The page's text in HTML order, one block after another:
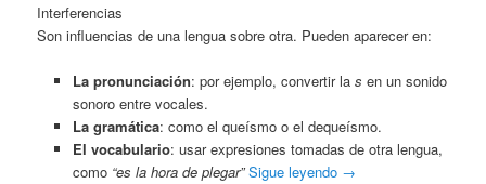
Interferencias
Son influencias de una lengua sobre otra. Pueden aparecer en:
La pronunciación: por ejemplo, convertir la s en un sonido
sonoro entre vocales.
La gramática: como el queísmo o el dequeísmo.
El vocabulario: usar expresiones tomadas de otra lengua,
como “es la hora de plegar” Sigue leyendo →